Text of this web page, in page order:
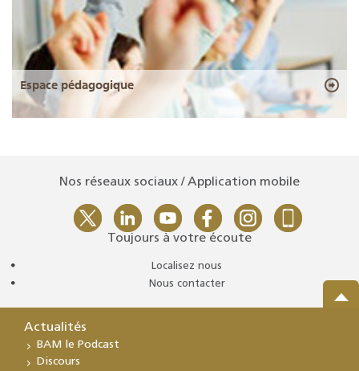
Espace pédagogique
Nos réseaux sociaux / Application mobile
Toujours à votre écoute
Localisez nous
Nous contacter
Actualités
BAM le Podcast
Discours